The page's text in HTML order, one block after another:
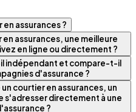
assurances ?
assurances, une meilleure
en ligne ou directement ?
indépendant et compare-t-il
d'assurance ?
courtier en assurances, un
s'adresser directement à une
?